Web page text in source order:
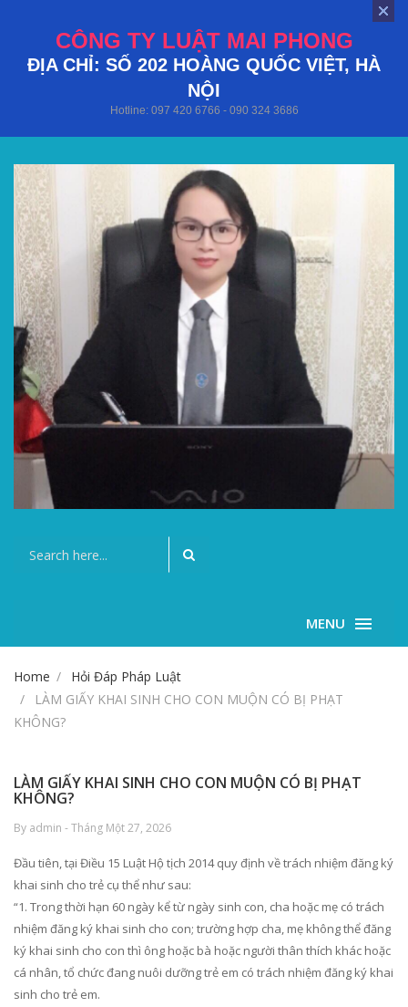
CÔNG TY LUẬT MAI PHONG
ĐỊA CHỈ: SỐ 202 HOÀNG QUỐC VIỆT, HÀ
NỘI
Hotline: 097 420 6766 - 090 324 3686
MENU
Home
Hỏi Đáp Pháp Luật
LÀM GIẤY KHAI SINH CHO CON MUỘN CÓ BỊ PHẠT
KHÔNG?
LÀM GIẤY KHAI SINH CHO CON MUỘN CÓ BỊ PHẠT
KHÔNG?
By admin - Tháng Một 27, 2026
Đầu tiên, tại Điều 15 Luật Hộ tịch 2014 quy định về trách nhiệm đăng ký
khai sinh cho trẻ cụ thể như sau:
“1. Trong thời hạn 60 ngày kể từ ngày sinh con, cha hoặc mẹ có trách
nhiệm đăng ký khai sinh cho con; trường hợp cha, mẹ không thể đăng
ký khai sinh cho con thì ông hoặc bà hoặc người thân thích khác hoặc
cá nhân, tổ chức đang nuôi dưỡng trẻ em có trách nhiệm đăng ký khai
sinh cho trẻ em.